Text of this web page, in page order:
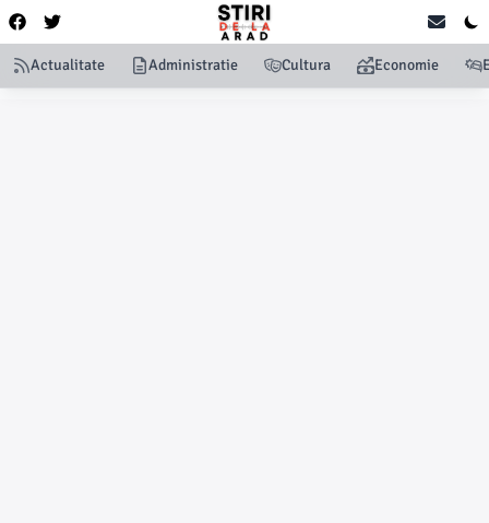
Actualitate Administratie Cultura Economie